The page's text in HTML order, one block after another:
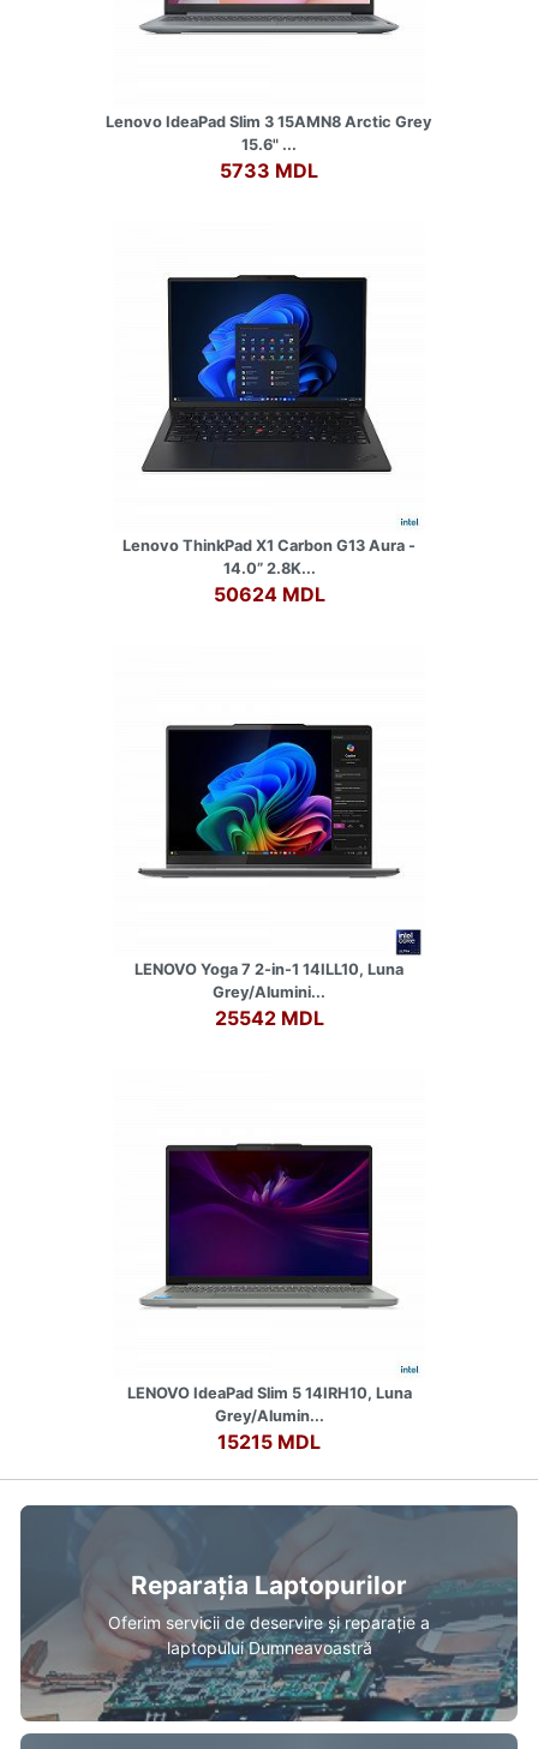
Lenovo IdeaPad Slim 3 15AMN8 Arctic Grey
15.6" ...
5733 MDL
Lenovo ThinkPad X1 Carbon G13 Aura -
14.0” 2.8K...
50624 MDL
LENOVO Yoga 7 2-in-1 14ILL10, Luna
Grey/Alumini...
25542 MDL
LENOVO IdeaPad Slim 5 14IRH10, Luna
Grey/Alumin...
15215 MDL
Reparația Laptopurilor
Oferim servicii de deservire și reparație a
laptopului Dumneavoastră